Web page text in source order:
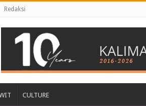
Redaksi
CULTURE